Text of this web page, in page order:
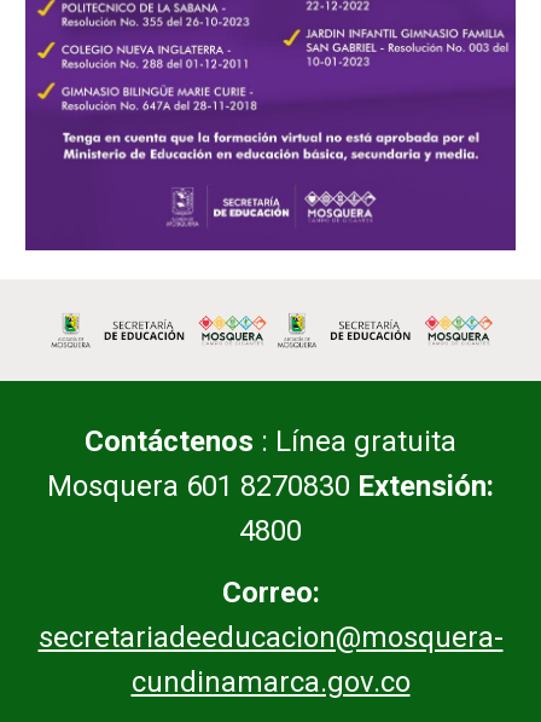
Contáctenos : Línea gratuita
Mosquera 601 8270830 Extensión:
4800
Correo:
secretariadeeducacion@mosquera-
cundinamarca.gov.co